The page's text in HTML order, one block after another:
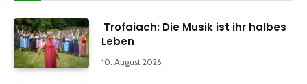
Trofaiach: Die Musik ist ihr halbes
Leben
10. August 2026